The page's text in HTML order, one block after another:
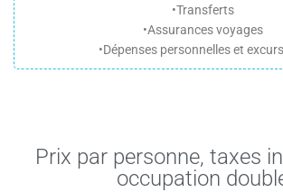
•Transferts
•Assurances voyages
•Dépenses personnelles et
Prix par personne, taxes
occupation